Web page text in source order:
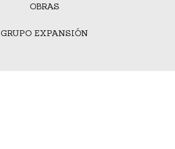
OBRAS
GRUPO EXPANSIÓN